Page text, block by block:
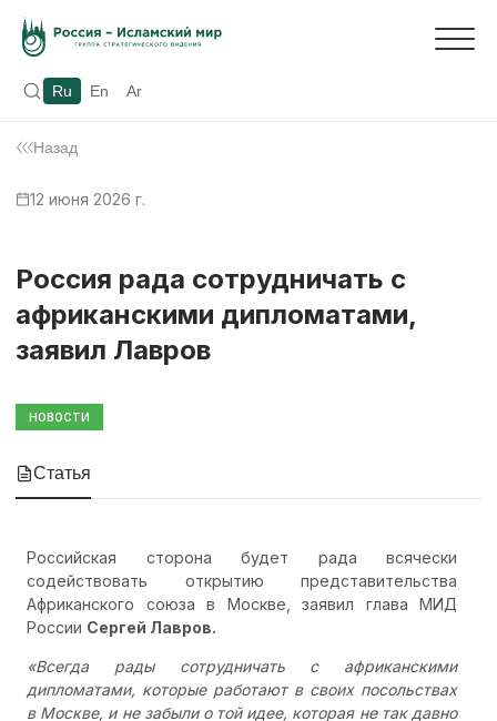
Ru En Ar
Назад
12 июня 2026 г.
Россия рада сотрудничать с
африканскими дипломатами,
заявил Лавров
НОВОСТИ
Статья
Российская сторона будет рада всячески
содействовать открытию представительства
Африканского союза в Москве, заявил глава МИД
России Сергей Лавров.
«Всегда рады сотрудничать с африканскими
дипломатами, которые работают в своих посольствах
в Москве, и не забыли о той идее, которая не так давно